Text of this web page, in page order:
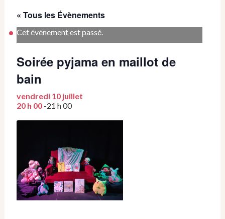
« Tous les Évènements
Cet évènement est passé.
Soirée pyjama en maillot de
bain
vendredi 10 juillet
20 h 00 -21 h 00